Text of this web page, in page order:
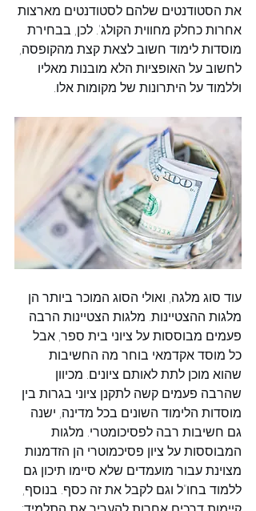
את הסטודנטים שלהם לסטודנטים מארצות
אחרות כחלק מחווית הקולג'. לכן, בבחירת
מוסדות לימוד חשוב לצאת קצת מהקופסה,
לחשוב על האופציות הלא מובנות מאליו
וללמוד על היתרונות של מקומות אלו.
עוד סוג מלגה, ואולי הסוג המוכר ביותר הן
מלגות ההצטיינות. מלגות הצטיינות הרבה
פעמים מבוססות על ציוני בית ספר, אבל
כל מוסד אקדמאי בוחר מה החשיבות
שהוא מוכן לתת לאותם ציונים. מכיוון
שהרבה פעמים קשה לתקנן ציוני בגרות בין
מוסדות הלימוד השונים בכל מדינה, ישנה
גם חשיבות רבה לפסיכומטרי. מלגות
המבוססות על ציון פסיכמוטרי הן הזדמנות
מצוינת עבור מועמדים שלא סיימו תיכון גם
ללמוד בחו"ל וגם לקבל את זה כסף. בנוסף,